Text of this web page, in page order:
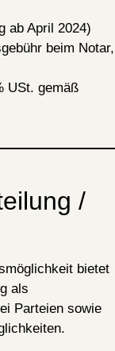
ab April 2024)
beim Notar,
USt. gemäß
/
bietet
als
Parteien sowie